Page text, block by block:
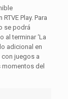
RTVE Play. Para
se podrá
al terminar ‘La
adicional en
con juegos a
del